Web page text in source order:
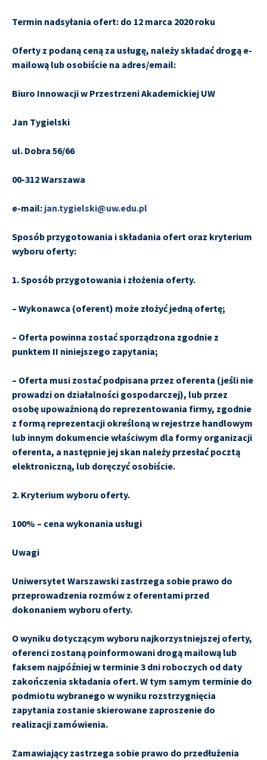
Termin nadsyłania ofert: do 12 marca 2020 roku
Oferty z podaną ceną za usługę, należy składać drogą e-
mailową lub osobiście na adres/email:
Biuro Innowacji w Przestrzeni Akademickiej UW
Jan Tygielski
ul. Dobra 56/66
00-312 Warszawa
e-mail: jan.tygielski@uw.edu.pl
Sposób przygotowania i składania ofert oraz kryterium
wyboru oferty:
1. Sposób przygotowania i złożenia oferty.
– Wykonawca (oferent) może złożyć jedną ofertę;
– Oferta powinna zostać sporządzona zgodnie z
punktem II niniejszego zapytania;
– Oferta musi zostać podpisana przez oferenta (jeśli nie
prowadzi on działalności gospodarczej), lub przez
osobę upoważnioną do reprezentowania firmy, zgodnie
z formą reprezentacji określoną w rejestrze handlowym
lub innym dokumencie właściwym dla formy organizacji
oferenta, a następnie jej skan należy przesłać pocztą
elektroniczną, lub doręczyć osobiście.
2. Kryterium wyboru oferty.
100% – cena wykonania usługi
Uwagi
Uniwersytet Warszawski zastrzega sobie prawo do
przeprowadzenia rozmów z oferentami przed
dokonaniem wyboru oferty.
O wyniku dotyczącym wyboru najkorzystniejszej oferty,
oferenci zostaną poinformowani drogą mailową lub
faksem najpóźniej w terminie 3 dni roboczych od daty
zakończenia składania ofert. W tym samym terminie do
podmiotu wybranego w wyniku rozstrzygnięcia
zapytania zostanie skierowane zaproszenie do
realizacji zamówienia.
Zamawiający zastrzega sobie prawo do przedłużenia